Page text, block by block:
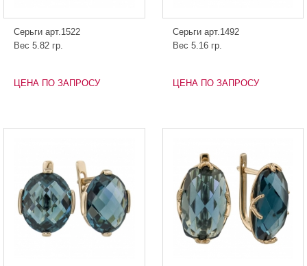
Серьги арт.1522
Вес 5.82 гр.
ЦЕНА ПО ЗАПРОСУ
Серьги арт.1492
Вес 5.16 гр.
ЦЕНА ПО ЗАПРОСУ